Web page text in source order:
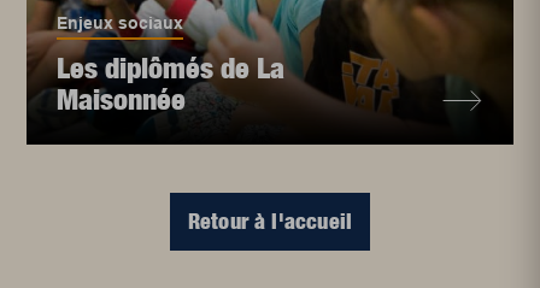
Enjeux sociaux
Les diplômés de La
Maisonnée
Retour à l'accueil